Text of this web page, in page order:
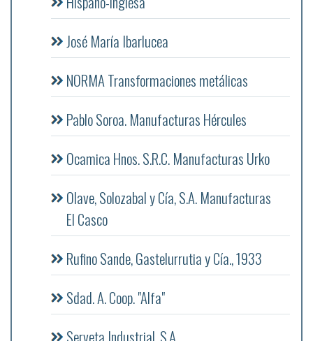
José María Ibarlucea
NORMA Transformaciones metálicas
Pablo Soroa. Manufacturas Hércules
Ocamica Hnos. S.R.C. Manufacturas Urko
Olave, Solozabal y Cía, S.A. Manufacturas
El Casco
Rufino Sande, Gastelurrutia y Cía., 1933
Sdad. A. Coop. "Alfa"
Serveta Industrial, S.A.